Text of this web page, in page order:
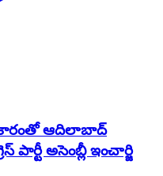
ఆదిలాబాద్
అసెంబ్లీ ఇంచార్జి